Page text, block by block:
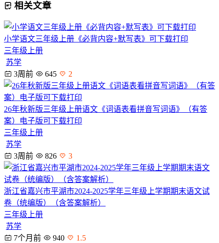
相关文章
小学语文三年级上册《必背内容+默写表》可下载打印
三年级上册
苏学
3周前
645 2
26年秋新版三年级上册语文《词语表看拼音写词语》（有答
案）电子版可下载打印
三年级上册
苏学
3周前
826 3
浙江省嘉兴市平湖市2024-2025学年三年级上学期期末语文试
卷（统编版）（含答案解析）
三年级上册
苏学
7个月前
940 1.5